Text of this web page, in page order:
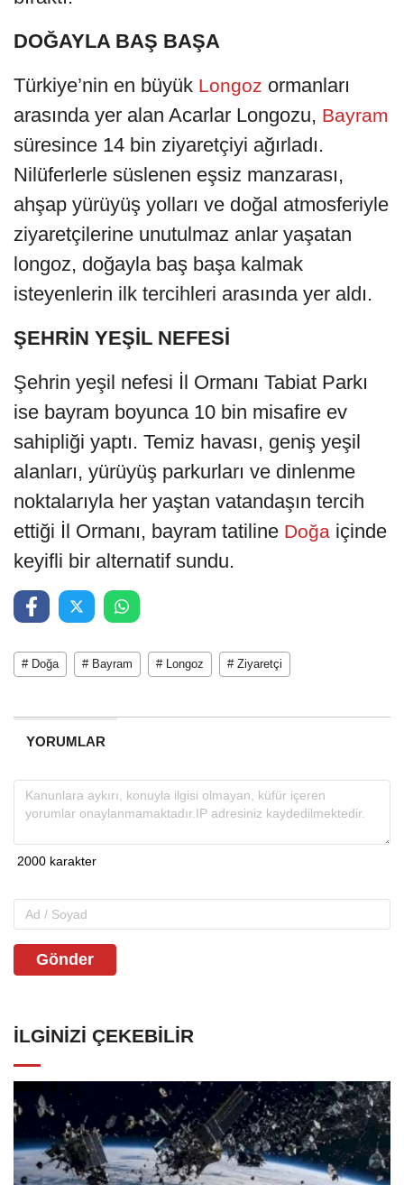
DOĞAYLA BAŞ BAŞA
Türkiye’nin en büyük Longoz ormanları
arasında yer alan Acarlar Longozu, Bayram
süresince 14 bin ziyaretçiyi ağırladı.
Nilüferlerle süslenen eşsiz manzarası,
ahşap yürüyüş yolları ve doğal atmosferiyle
ziyaretçilerine unutulmaz anlar yaşatan
longoz, doğayla baş başa kalmak
isteyenlerin ilk tercihleri arasında yer aldı.
ŞEHRİN YEŞİL NEFESİ
Şehrin yeşil nefesi İl Ormanı Tabiat Parkı
ise bayram boyunca 10 bin misafire ev
sahipliği yaptı. Temiz havası, geniş yeşil
alanları, yürüyüş parkurları ve dinlenme
noktalarıyla her yaştan vatandaşın tercih
ettiği İl Ormanı, bayram tatiline Doğa içinde
keyifli bir alternatif sundu.
# Doğa # Bayram # Longoz # Ziyaretçi
YORUMLAR
Gönder
İLGINIZI ÇEKEBILIR